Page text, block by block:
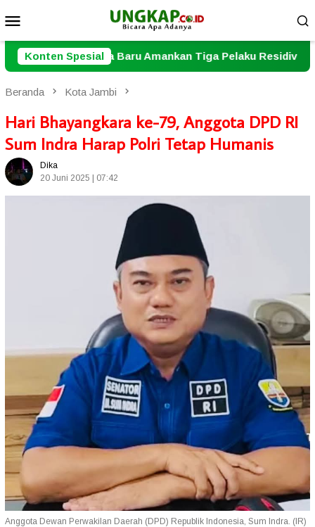
ke
kontenMobile
Konten Spesial
Baru Amankan Tiga Pelaku Residivis Pencurian Sepeda
Beranda Kota Jambi
Hari Bhayangkara ke-79, Anggota DPD RI
Sum Indra Harap Polri Tetap Humanis
Dika
20 Juni 2025 | 07:42
Anggota Dewan Perwakilan Daerah (DPD) Republik Indonesia, Sum Indra. (IR)